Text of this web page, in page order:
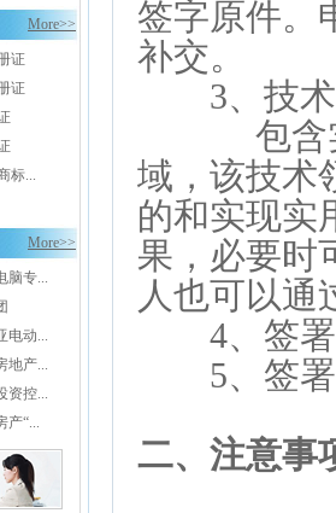
More>>
证
证
标...
More>>
脑专...
电动...
地产...
资控...
产“...
签字原件。
补交。
3、技术
包含实用
域，该技术
的和实现实
果，必要时
人也可以通
4、签署
5、签署
二、注意事